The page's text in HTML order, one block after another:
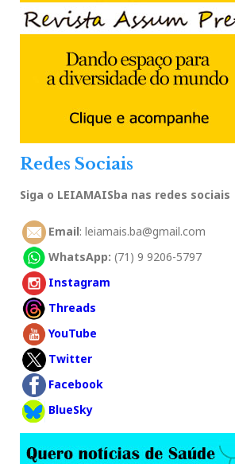
Redes Sociais
Siga o LEIAMAISba nas redes sociais
Email: leiamais.ba@gmail.com
WhatsApp: (71) 9 9206-5797
Instagram
Threads
YouTube
Twitter
Facebook
BlueSky